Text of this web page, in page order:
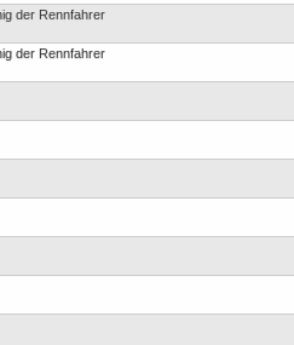
der Rennfahrer
der Rennfahrer